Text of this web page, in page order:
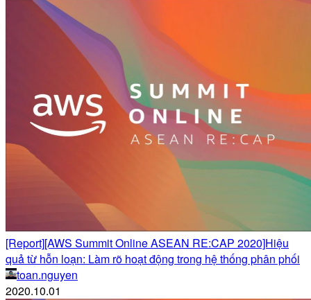
[Report][AWS Summit Online ASEAN RE:CAP 2020]Hiệu
quả từ hỗn loạn: Làm rõ hoạt động trong hệ thống phân phối
toan.nguyen
2020.10.01